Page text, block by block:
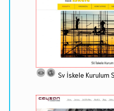
Sv İskele Kurulum